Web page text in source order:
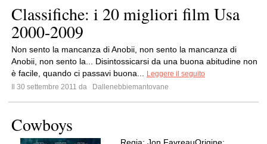
Classifiche: i 20 migliori film Usa
2000-2009
Non sento la mancanza di Anobii, non sento la mancanza di
Anobii, non sento la... Disintossicarsi da una buona abitudine non
è facile, quando ci passavi buona...
Leggere il seguito
Il 30 settembre 2011 da
Dallenebbiemantovane
Cowboys